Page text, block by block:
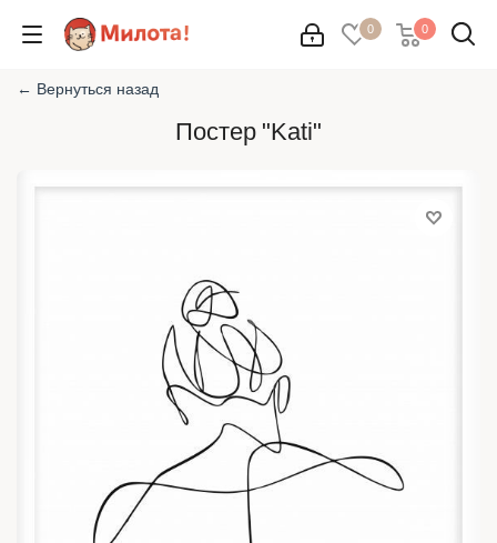
0 0
← Вернуться назад
Постер "Kati"